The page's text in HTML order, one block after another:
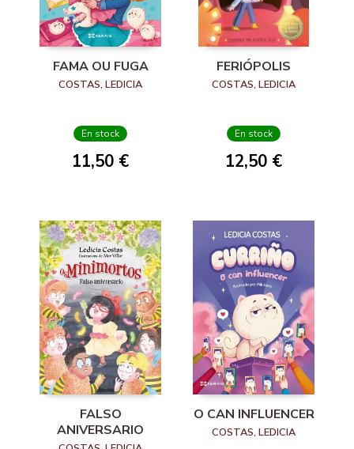
FAMA OU FUGA
COSTAS, LEDICIA
En stock
11,50 €
FERIÓPOLIS
COSTAS, LEDICIA
En stock
12,50 €
FALSO
ANIVERSARIO
O CAN INFLUENCER
COSTAS, LEDICIA